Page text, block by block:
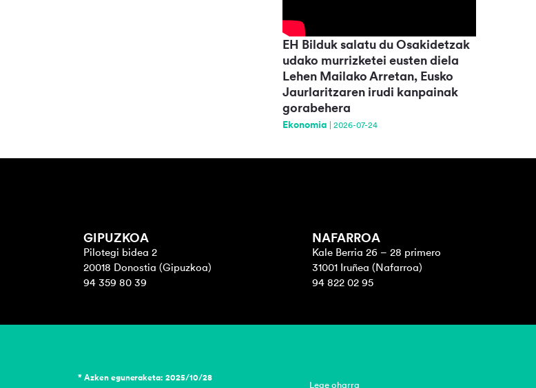
EH Bilduk salatu du Osakidetzak
udako murrizketei eusten diela
Lehen Mailako Arretan, Eusko
Jaurlaritzaren irudi kanpainak
gorabehera
Ekonomia 2026-07-24
GIPUZKOA
Pilotegi bidea 2
20018 Donostia (Gipuzkoa)
94 359 80 39
NAFARROA
Kale Berria 26 – 28 primero
31001 Iruñea (Nafarroa)
94 822 02 95
* Azken eguneraketa: 2025/10/28
Lege oharra